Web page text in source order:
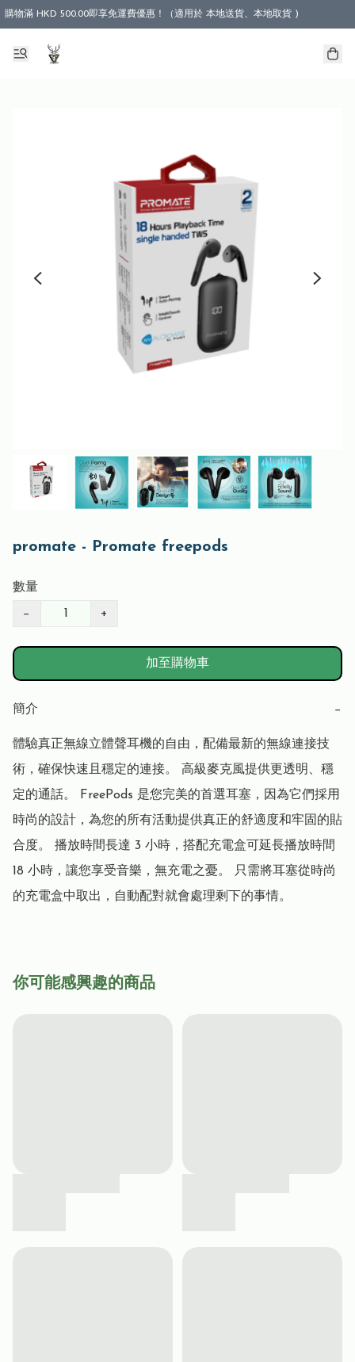
購物滿 HKD 500.00即享免運費優惠！（適用於 本地送貨、本地取貨 )
promate - Promate freepods
數量
− +
加至購物車
簡介 −
體驗真正無線立體聲耳機的自由，配備最新的無線連接技
術，確保快速且穩定的連接。 高級麥克風提供更透明、穩
定的通話。 FreePods 是您完美的首選耳塞，因為它們採用
時尚的設計，為您的所有活動提供真正的舒適度和牢固的貼
合度。 播放時間長達 3 小時，搭配充電盒可延長播放時間
18 小時，讓您享受音樂，無充電之憂。 只需將耳塞從時尚
的充電盒中取出，自動配對就會處理剩下的事情。
你可能感興趣的商品